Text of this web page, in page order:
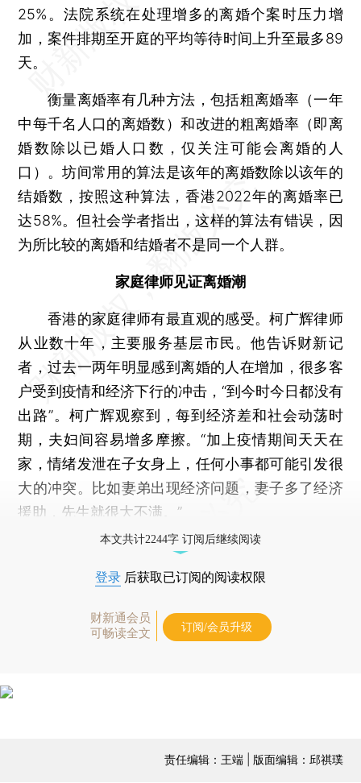
25%。法院系统在处理增多的离婚个案时压力增
加，案件排期至开庭的平均等待时间上升至最多89
天。
衡量离婚率有几种方法，包括粗离婚率（一年
中每千名人口的离婚数）和改进的粗离婚率（即离
婚数除以已婚人口数，仅关注可能会离婚的人
口）。坊间常用的算法是该年的离婚数除以该年的
结婚数，按照这种算法，香港2022年的离婚率已
达58%。但社会学者指出，这样的算法有错误，因
为所比较的离婚和结婚者不是同一个人群。
家庭律师见证离婚潮
香港的家庭律师有最直观的感受。柯广辉律师
从业数十年，主要服务基层市民。他告诉财新记
者，过去一两年明显感到离婚的人在增加，很多客
户受到疫情和经济下行的冲击，“到今时今日都没有
出路”。柯广辉观察到，每到经济差和社会动荡时
期，夫妇间容易增多摩擦。“加上疫情期间天天在
家，情绪发泄在子女身上，任何小事都可能引发很
大的冲突。比如妻弟出现经济问题，妻子多了经济
援助，先生就很大不满。”
本文共计2244字 订阅后继续阅读
登录 后获取已订阅的阅读权限
财新通会员
可畅读全文
订阅/会员升级
责任编辑：王端 | 版面编辑：邱祺璞